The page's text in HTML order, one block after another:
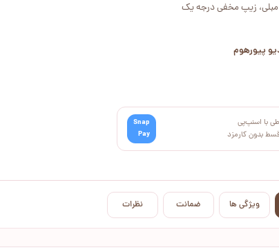
زیپ مخفی درجه یک
پیورهوم
با اسنپ‌پی
بدون کارمزد
Snap
Pay
ویژگی ها ضمانت نظرات